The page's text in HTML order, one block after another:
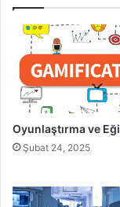
Oyunlaştırma ve
Şubat 24, 2025